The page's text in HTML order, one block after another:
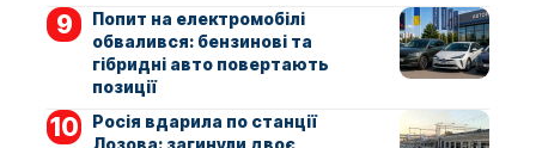
Попит на електромобілі
обвалився: бензинові та
гібридні авто повертають
позиції
Росія вдарила по станції
Лозова: загинули двоє